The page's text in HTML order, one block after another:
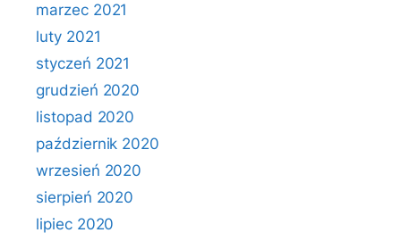
marzec 2021
luty 2021
styczeń 2021
grudzień 2020
listopad 2020
październik 2020
wrzesień 2020
sierpień 2020
lipiec 2020